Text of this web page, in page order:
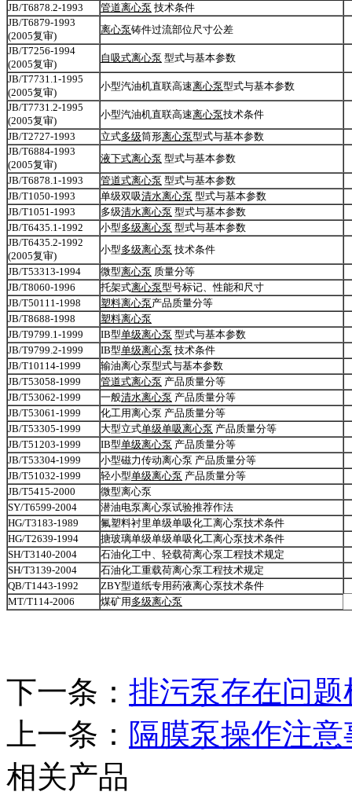
JB/T6878.2-1993
管道离心泵 技术条件
JB/T6879-1993
(2005复审)
离心泵铸件过流部位尺寸公差
JB/T7256-1994
(2005复审)
自吸式离心泵 型式与基本参数
JB/T7731.1-1995
(2005复审)
小型汽油机直联高速离心泵型式与基本参数
JB/T7731.2-1995
(2005复审)
小型汽油机直联高速离心泵技术条件
JB/T2727-1993
立式多级筒形离心泵型式与基本参数
JB/T6884-1993
(2005复审)
液下式离心泵 型式与基本参数
JB/T6878.1-1993
管道式离心泵 型式与基本参数
JB/T1050-1993
单级双吸清水离心泵 型式与基本参数
JB/T1051-1993
多级清水离心泵 型式与基本参数
JB/T6435.1-1992
小型多级离心泵 型式与基本参数
JB/T6435.2-1992
(2005复审)
小型多级离心泵 技术条件
JB/T53313-1994
微型离心泵 质量分等
JB/T8060-1996
托架式离心泵型号标记、性能和尺寸
JB/T50111-1998
塑料离心泵产品质量分等
JB/T8688-1998
塑料离心泵
JB/T9799.1-1999
IB型单级离心泵 型式与基本参数
JB/T9799.2-1999
IB型单级离心泵 技术条件
JB/T10114-1999
输油离心泵型式与基本参数
JB/T53058-1999
管道式离心泵 产品质量分等
JB/T53062-1999
一般清水离心泵 产品质量分等
JB/T53061-1999
化工用离心泵 产品质量分等
JB/T53305-1999
大型立式单级单吸离心泵 产品质量分等
JB/T51203-1999
IB型单级离心泵 产品质量分等
JB/T53304-1999
小型磁力传动离心泵 产品质量分等
JB/T51032-1999
轻小型单级离心泵 产品质量分等
JB/T5415-2000
微型离心泵
SY/T6599-2004
潜油电泵离心泵试验推荐作法
HG/T3183-1989
氟塑料衬里单级单吸化工离心泵技术条件
HG/T2639-1994
搪玻璃单级单级单吸化工离心泵技术条件
SH/T3140-2004
石油化工中、轻载荷离心泵工程技术规定
SH/T3139-2004
石油化工重载荷离心泵工程技术规定
QB/T1443-1992
ZBY型道纸专用药液离心泵技术条件
MT/T114-2006
煤矿用 多级离心泵
下一条： 排污泵存在问
上一条： 隔膜泵操作注意
相关产品